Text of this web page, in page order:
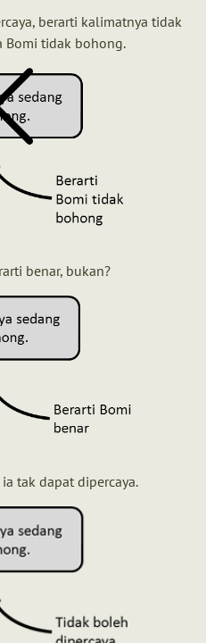
berarti kalimatnya tidak
Bomi tidak bohong.
benar, bukan?
tak dapat dipercaya.